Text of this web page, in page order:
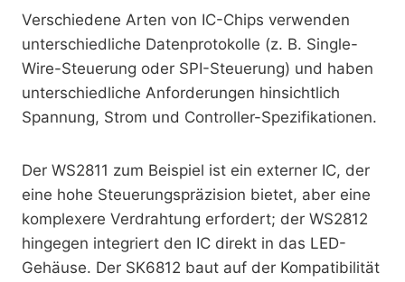
Verschiedene Arten von IC-Chips verwenden
unterschiedliche Datenprotokolle (z. B. Single-
Wire-Steuerung oder SPI-Steuerung) und haben
unterschiedliche Anforderungen hinsichtlich
Spannung, Strom und Controller-Spezifikationen.
Der WS2811 zum Beispiel ist ein externer IC, der
eine hohe Steuerungspräzision bietet, aber eine
komplexere Verdrahtung erfordert; der WS2812
hingegen integriert den IC direkt in das LED-
Gehäuse. Der SK6812 baut auf der Kompatibilität